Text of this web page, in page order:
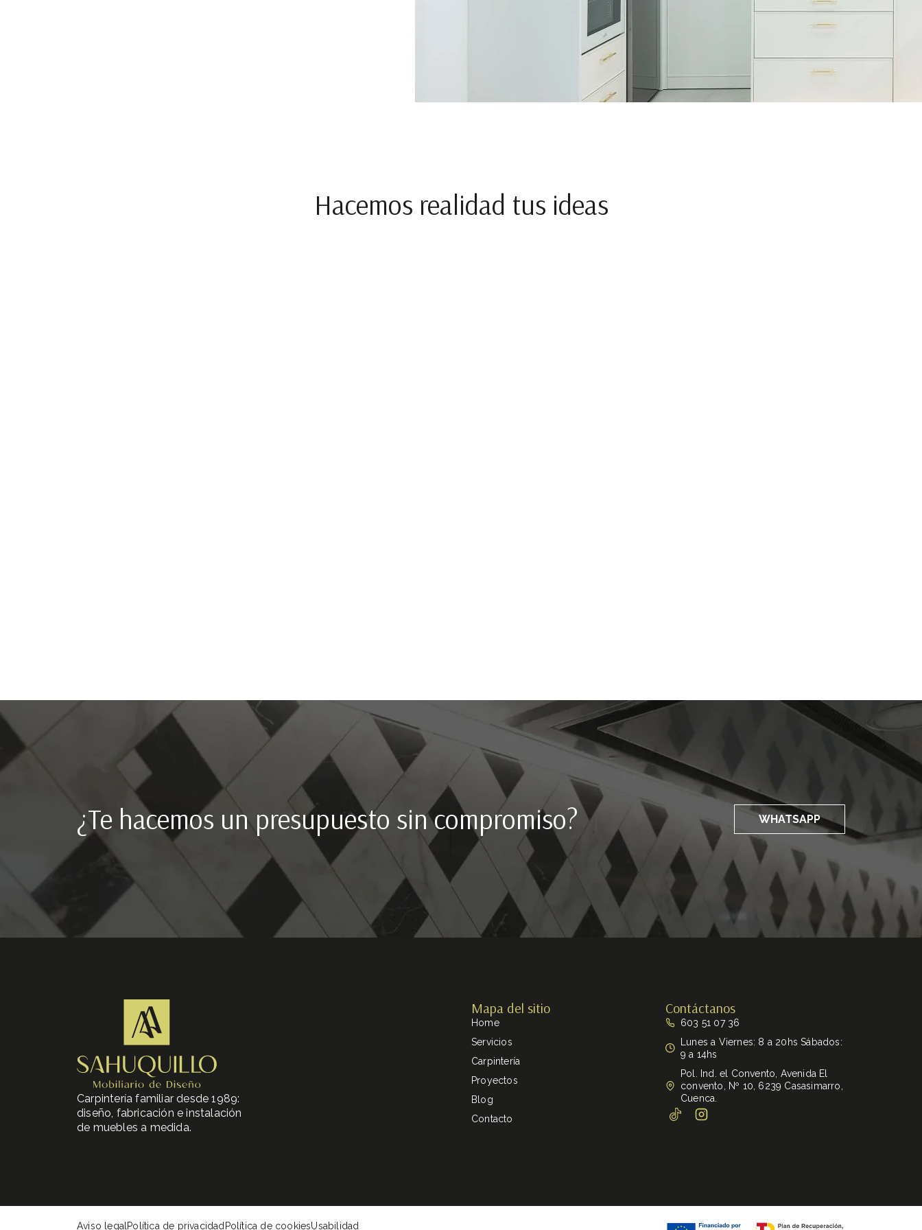
Hacemos realidad tus ideas
¿Te hacemos un presupuesto sin compromiso? WHATSAPP
Carpintería familiar desde 1989:
diseño, fabricación e instalación
de muebles a medida.
Mapa del sitio
Home
Servicios
Carpintería
Proyectos
Blog
Contacto
Contáctanos
603 51 07 36
Lunes a Viernes: 8 a 20hs Sábados:
9 a 14hs
Pol. Ind. el Convento, Avenida El
convento, Nº 10, 6239 Casasimarro,
Cuenca.
Aviso legalPolítica de privacidadPolítica de cookiesUsabilidad